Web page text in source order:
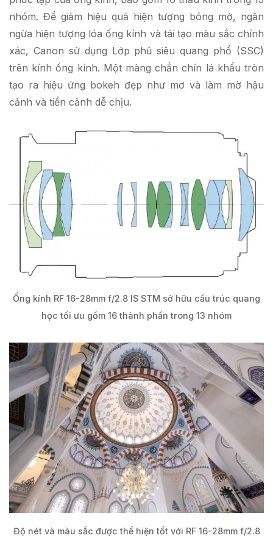
nhóm. Để giảm hiệu quả hiện tượng bóng mờ, ngăn
ngừa hiện tượng lóa ống kính và tái tạo màu sắc chính
xác, Canon sử dụng Lớp phủ siêu quang phổ (SSC)
trên kính ống kính. Một màng chắn chín lá khẩu tròn
tạo ra hiệu ứng bokeh đẹp như mơ và làm mờ hậu
cảnh và tiền cảnh dễ chịu.
Ống kính RF 16-28mm f/2.8 IS STM sở hữu cấu trúc quang
học tối ưu gồm 16 thành phần trong 13 nhóm
Độ nét và màu sắc được thể hiện tốt với RF 16-28mm f/2.8